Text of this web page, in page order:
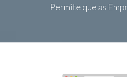
Permite que as